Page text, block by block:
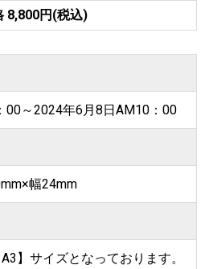
8,800円(税込)
00～2024年6月8日AM10：00
幅24mm
】サイズとなっております。